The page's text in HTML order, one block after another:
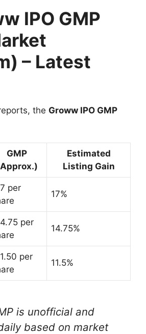
IPO GMP
– Latest
the Groww IPO GMP
GMP
Estimated
Listing Gain
per
17%
per
14.75%
per
11.5%
is unofficial and
based on market